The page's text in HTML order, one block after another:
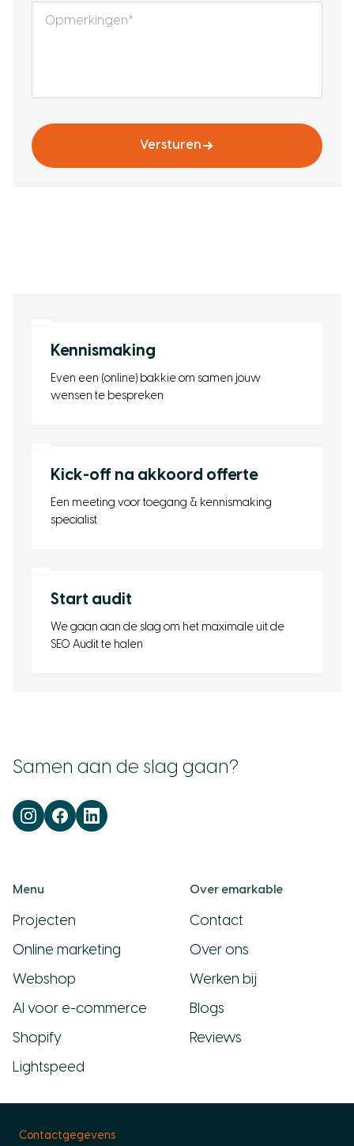
Versturen
Kennismaking
Even een (online) bakkie om samen jouw
wensen te bespreken
Kick-off na akkoord offerte
Een meeting voor toegang & kennismaking
specialist
Start audit
We gaan aan de slag om het maximale uit de
SEO Audit te halen
Samen aan de slag gaan?
Menu
Projecten
Online marketing
Webshop
AI voor e-commerce
Shopify
Lightspeed
Over emarkable
Contact
Over ons
Werken bij
Blogs
Reviews
Contactgegevens